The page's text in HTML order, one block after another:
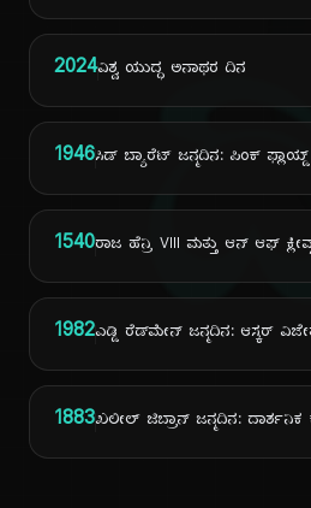
2024ವಿಶ್ವ ಯುದ್ಧ ಅನಾಥರ ದಿನ
1946ಸಿಡ್ ಬ್ಯಾರೆಟ್ ಜನ್ಮದಿನ: ಪಿಂಕ್ ಫ್ಲಾಯ್ಡ್
1540ರಾಜ ಹೆನ್ರಿ VIII ಮತ್ತು ಆನ್ ಆಫ್
1982ಎಡ್ಡಿ ರೆಡ್‌ಮೇನ್ ಜನ್ಮದಿನ: ಆಸ್ಕರ್
1883ಖಲೀಲ್ ಜಿಬ್ರಾನ್ ಜನ್ಮದಿನ: ದಾರ್ಶನಿಕ